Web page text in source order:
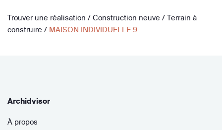
Trouver une réalisation / Construction neuve / Terrain à
construire / MAISON INDIVIDUELLE 9
Archidvisor
À propos